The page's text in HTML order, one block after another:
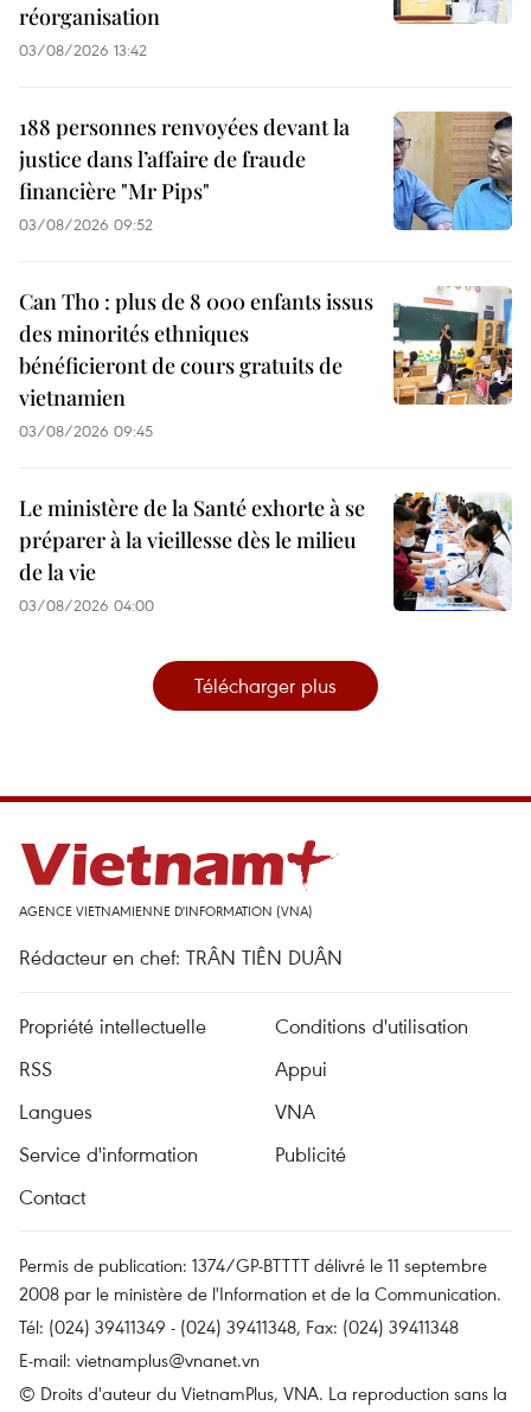
réorganisation
03/08/2026 13:42
188 personnes renvoyées devant la
justice dans l’affaire de fraude
financière "Mr Pips"
03/08/2026 09:52
Can Tho : plus de 8 000 enfants issus
des minorités ethniques
bénéficieront de cours gratuits de
vietnamien
03/08/2026 09:45
Le ministère de la Santé exhorte à se
préparer à la vieillesse dès le milieu
de la vie
03/08/2026 04:00
Télécharger plus
AGENCE VIETNAMIENNE D'INFORMATION (VNA)
Rédacteur en chef: TRÂN TIÊN DUÂN
Propriété intellectuelle
Conditions d'utilisation
RSS
Appui
Langues
VNA
Service d'information
Publicité
Contact
Permis de publication: 1374/GP-BTTTT délivré le 11 septembre
2008 par le ministère de l'Information et de la Communication.
Tél: (024) 39411349 - (024) 39411348, Fax: (024) 39411348
E-mail: vietnamplus@vnanet.vn
© Droits d'auteur du VietnamPlus, VNA. La reproduction sans la